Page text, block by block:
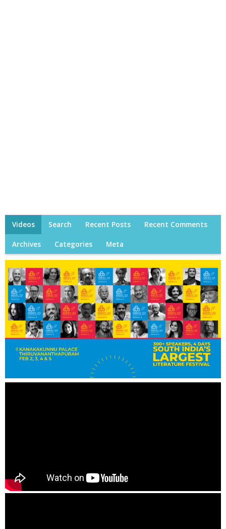
Videos Search Recent Posts Recent Comments
Archives Categories Meta